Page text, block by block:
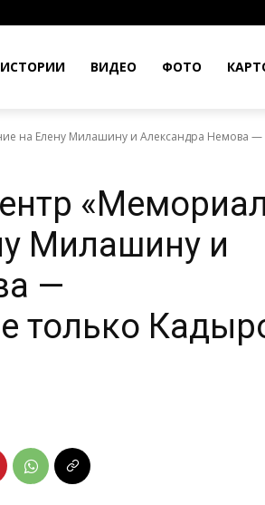
ИСТОРИИ ВИДЕО ФОТО
на Елену Милашину и Александра Немова —
Милашину и
—
только